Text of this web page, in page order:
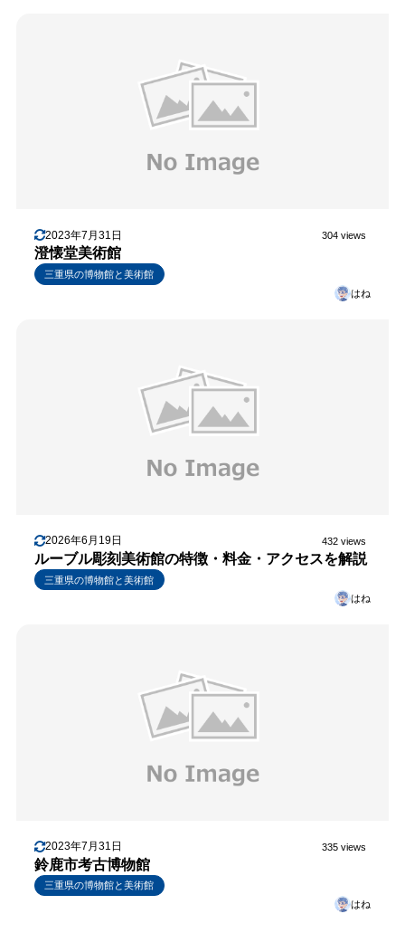
2023年7月31日 304 views
澄懐堂美術館
三重県の博物館と美術館
はね
2026年6月19日 432 views
ルーブル彫刻美術館の特徴・料金・アクセスを解説
三重県の博物館と美術館
はね
2023年7月31日 335 views
鈴鹿市考古博物館
三重県の博物館と美術館
はね